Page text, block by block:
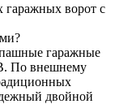
гаражных ворот с
гаражные
По внешнему
двойной